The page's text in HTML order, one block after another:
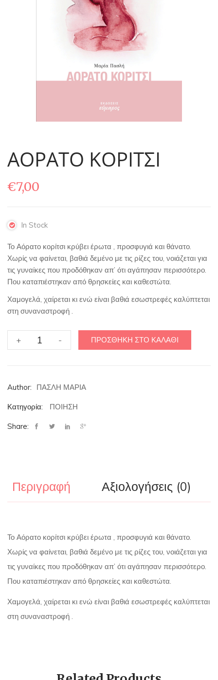
ΑΟΡΑΤΟ ΚΟΡΙΤΣΙ
€7,00
In Stock
Το Αόρατο κορίτσι κρύβει έρωτα , προσφυγιά και θάνατο.
Χωρίς να φαίνεται, βαθιά δεμένο με τις ρίζες του, νοιάζεται για
τις γυναίκες που προδόθηκαν απ’ ότι αγάπησαν περισσότερο.
Που καταπιέστηκαν από θρησκείες και καθεστώτα.
Χαμογελά, χαίρεται κι ενώ είναι βαθιά εσωστρεφές καλύπτεται
στη συναναστροφή .
+
ΑΟΡΑΤΟ
ΚΟΡΙΤΣΙ
- ΠΡΟΣΘΉΚΗ ΣΤΟ ΚΑΛΆΘΙ
Author: ΠΑΣΛΗ ΜΑΡΙΑ
Κατηγορία: ΠΟΙΗΣΗ
Share:
Περιγραφή Αξιολογήσεις (0)
Το Αόρατο κορίτσι κρύβει έρωτα , προσφυγιά και θάνατο.
Χωρίς να φαίνεται, βαθιά δεμένο με τις ρίζες του, νοιάζεται για
τις γυναίκες που προδόθηκαν απ’ ότι αγάπησαν περισσότερο.
Που καταπιέστηκαν από θρησκείες και καθεστώτα.
Χαμογελά, χαίρεται κι ενώ είναι βαθιά εσωστρεφές καλύπτεται
στη συναναστροφή .